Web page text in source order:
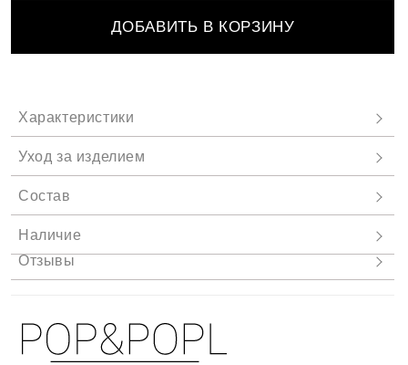
ДОБАВИТЬ В КОРЗИНУ